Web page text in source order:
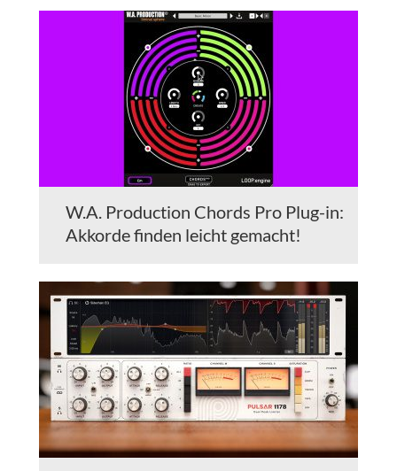
W.A. Production Chords Pro Plug-in:
Akkorde finden leicht gemacht!